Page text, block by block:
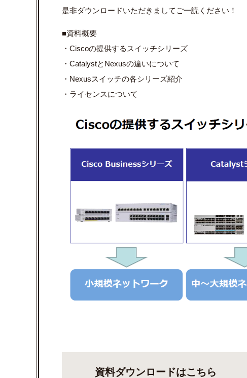
是非ダウンロードいただきましてご一読ください！
■資料概要
・Ciscoの提供するスイッチシリーズ
・CatalystとNexusの違いについて
・Nexusスイッチの各シリーズ紹介
・ライセンスについて
資料ダウンロードはこちら